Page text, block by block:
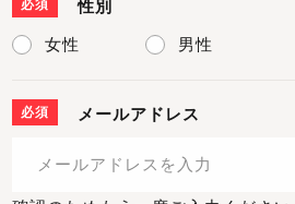
必須 性別
女性 男性
必須 メールアドレス